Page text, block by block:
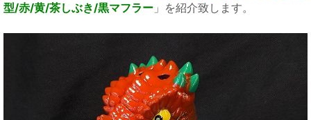
型/赤/黄/茶しぶき/黒マフラー 」を紹介致します。